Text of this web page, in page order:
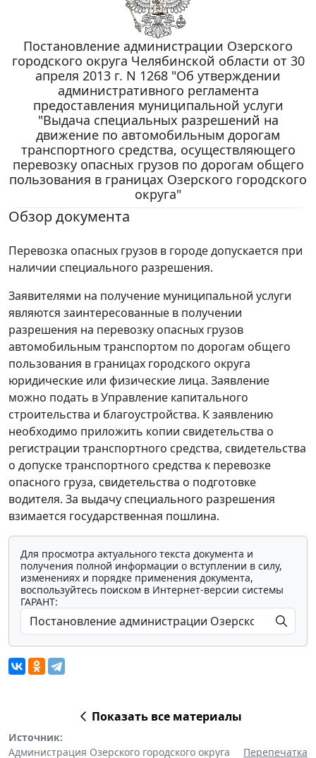
Постановление администрации Озерского
городского округа Челябинской области от 30
апреля 2013 г. N 1268 "Об утверждении
административного регламента
предоставления муниципальной услуги
"Выдача специальных разрешений на
движение по автомобильным дорогам
транспортного средства, осуществляющего
перевозку опасных грузов по дорогам общего
пользования в границах Озерского городского
округа"
Обзор документа
Перевозка опасных грузов в городе допускается при
наличии специального разрешения.
Заявителями на получение муниципальной услуги
являются заинтересованные в получении
разрешения на перевозку опасных грузов
автомобильным транспортом по дорогам общего
пользования в границах городского округа
юридические или физические лица. Заявление
можно подать в Управление капитального
строительства и благоустройства. К заявлению
необходимо приложить копии свидетельства о
регистрации транспортного средства, свидетельства
о допуске транспортного средства к перевозке
опасного груза, свидетельства о подготовке
водителя. За выдачу специального разрешения
взимается государственная пошлина.
Для просмотра актуального текста документа и
получения полной информации о вступлении в силу,
изменениях и порядке применения документа,
воспользуйтесь поиском в Интернет-версии системы
ГАРАНТ:
Показать все материалы
Источник:
Администрация Озерского городского округа
Перепечатка